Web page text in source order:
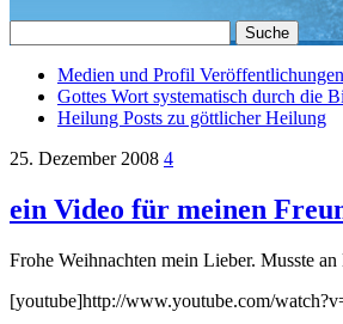
Medien und Profil
Gottes Wort systematisch durch die
Heilung Posts zu göttlicher Heilung
25. Dezember 2008 4
ein Video für meinen
Frohe Weihnachten mein Lieber. Musste
[youtube]http://www.youtube.com/